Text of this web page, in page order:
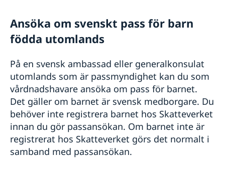
Aktuella händelser
Allmänna säkerhetsläget
Resa i landet
Hälso- och sjukvård
Spridning av infrektionssjukdomen Mpox
Lokala lagar och sedvänjor
Kriminalitet och personlig säkerhet
Trafiksäkerhet
Terrorism
Naturförhållanden och katastrofer
Ansöka om svenskt pass för barn
födda utomlands
På en svensk ambassad eller generalkonsulat
utomlands som är passmyndighet kan du som
vårdnadshavare ansöka om pass för barnet.
Det gäller om barnet är svensk medborgare. Du
behöver inte registrera barnet hos Skatteverket
innan du gör passansökan. Om barnet inte är
registrerat hos Skatteverket görs det normalt i
samband med passansökan.